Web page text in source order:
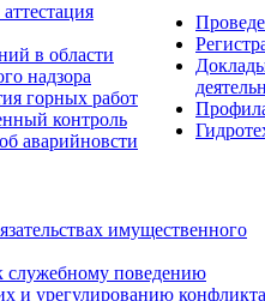
в области
надзора
горных работ
контроль
аварийновсти
имущественного
служебному поведению
и урегулированию конфликта